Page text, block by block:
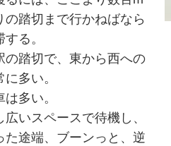
踏切まで行かねばなら
る。
の踏切で、東から西への
多い。
多い。
いスペースで待機し、
た途端、ブーンっと、逆